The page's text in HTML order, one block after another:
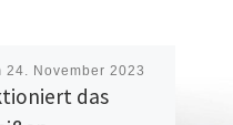
24. November 2023
das